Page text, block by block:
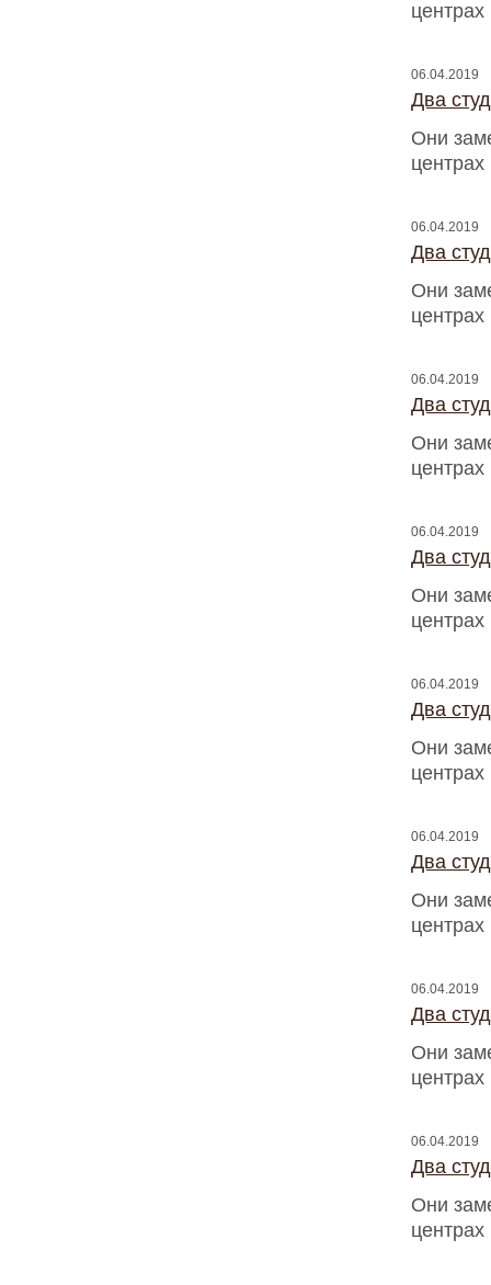
центрах
06.04.2019
Два
Они
центрах
06.04.2019
Два
Они
центрах
06.04.2019
Два
Они
центрах
06.04.2019
Два
Они
центрах
06.04.2019
Два
Они
центрах
06.04.2019
Два
Они
центрах
06.04.2019
Два
Они
центрах
06.04.2019
Два
Они
центрах